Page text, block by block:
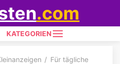
.com
KATEGORIEN
Für tägliche